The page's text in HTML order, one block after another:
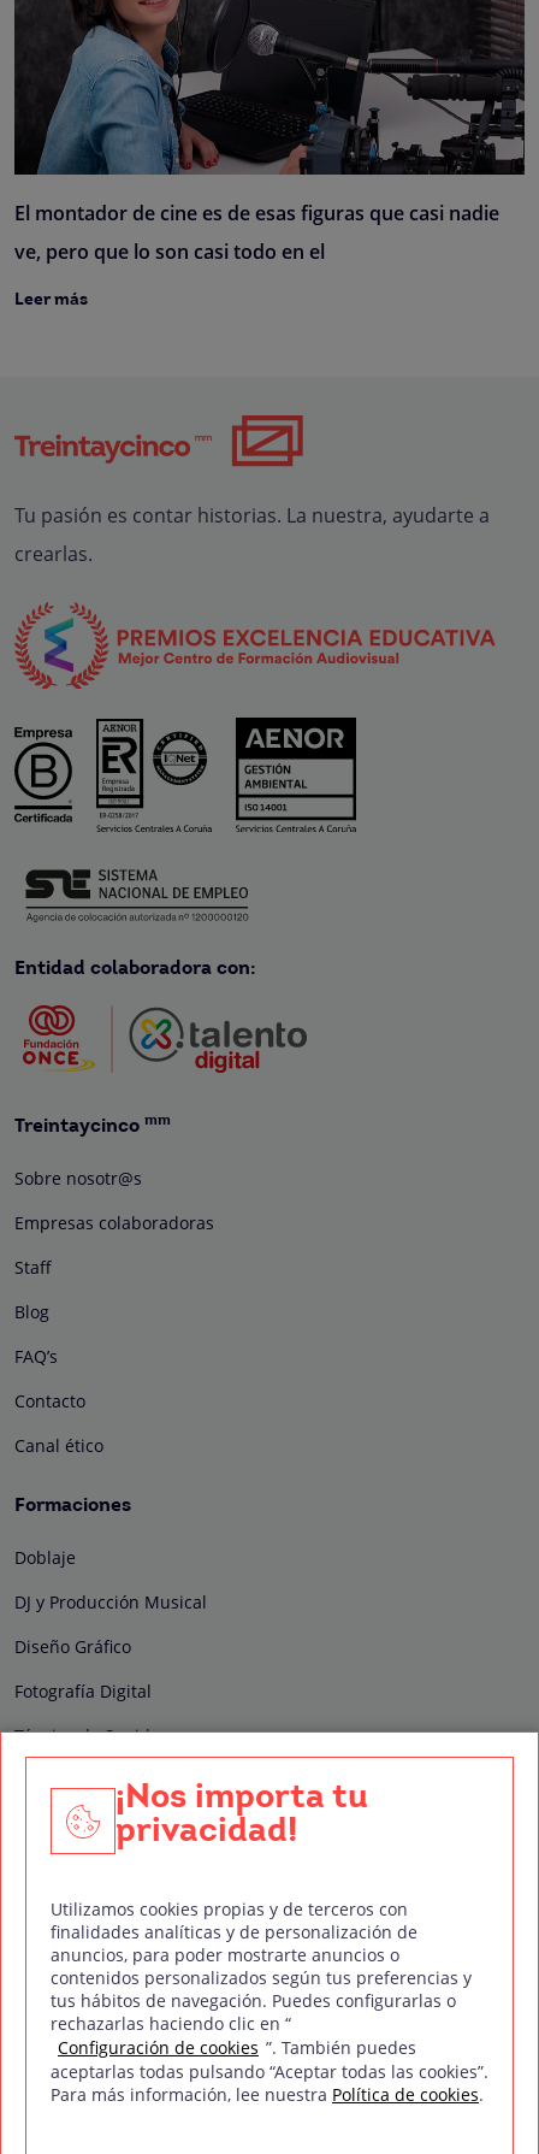
El montador de cine es de esas figuras que casi nadie
ve, pero que lo son casi todo en el
Leer más
Tu pasión es contar historias. La nuestra, ayudarte a
crearlas.
Entidad colaboradora con:
Treintaycinco mm
Sobre nosotr@s
Empresas colaboradoras
Staff
Blog
FAQ’s
Contacto
Canal ético
Formaciones
Doblaje
DJ y Producción Musical
Diseño Gráfico
Fotografía Digital
Técnico de Sonido
Edición y Postproducción de Vídeo
Nuestros sellos de calidad
Síguenos en Redes Sociales
Política de privacidad Política de cookies
Aviso legal
¡Nos importa tu
privacidad!
Utilizamos cookies propias y de terceros con
finalidades analíticas y de personalización de
anuncios, para poder mostrarte anuncios o
contenidos personalizados según tus preferencias y
tus hábitos de navegación. Puedes configurarlas o
rechazarlas haciendo clic en “
Configuración de cookies ”. También puedes
aceptarlas todas pulsando “Aceptar todas las cookies”.
Para más información, lee nuestra Política de cookies.